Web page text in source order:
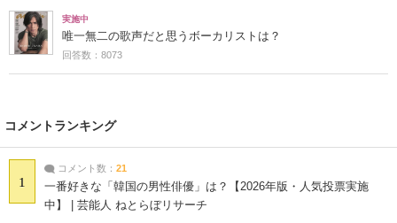
実施中
唯一無二の歌声だと思うボーカリストは？
回答数：8073
コメントランキング
1
コメント数： 21
一番好きな「韓国の男性俳優」は？【2026年版・人気投票実施
中】 | 芸能人 ねとらぼリサーチ